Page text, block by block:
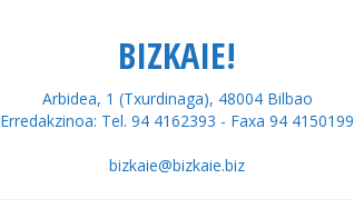
BIZKAIE!
Arbidea, 1 (Txurdinaga), 48004 Bilbao
Erredakzinoa: Tel. 94 4162393 - Faxa 94 4150199
bizkaie@bizkaie.biz